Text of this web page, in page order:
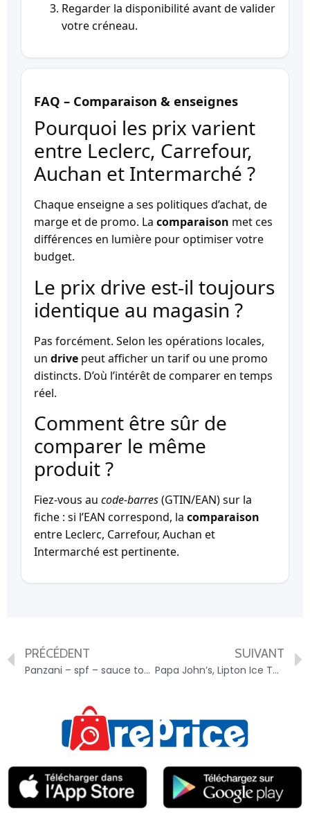
Regarder la disponibilité avant de valider
votre créneau.
FAQ – Comparaison & enseignes
Pourquoi les prix varient
entre Leclerc, Carrefour,
Auchan et Intermarché ?
Chaque enseigne a ses politiques d’achat, de
marge et de promo. La comparaison met ces
différences en lumière pour optimiser votre
budget.
Le prix drive est-il toujours
identique au magasin ?
Pas forcément. Selon les opérations locales,
un drive peut afficher un tarif ou une promo
distincts. D’où l’intérêt de comparer en temps
réel.
Comment être sûr de
comparer le même
produit ?
Fiez-vous au code-barres(GTIN/EAN) sur la
fiche : si l’EAN correspond, la comparaison
entre Leclerc, Carrefour, Auchan et
Intermarché est pertinente.
PRÉCÉDENT
Panzani – spf – sauce tomates cuisinées – 3038359005237
SUIVANT
Papa John’s, Lipton Ice Tea Lemon, 20 Oz – 62458684248978644049